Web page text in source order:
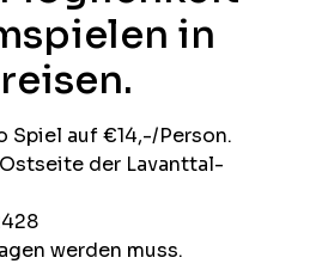
in
Spiel auf €14,-/Person.
der Lavanttal-
werden muss.